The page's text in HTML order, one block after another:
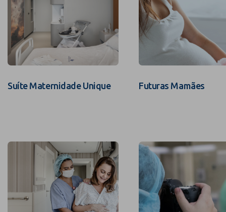
Suíte Maternidade Unique Futuras Mamães